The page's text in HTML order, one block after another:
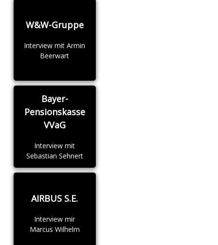
W&W-Gruppe
Interview mit Armin
Beerwart
Bayer-
Pensionskasse
VVaG
Interview mit
Sebastian Sehnert
AIRBUS S.E.
Interview mir
Marcus Wilhelm